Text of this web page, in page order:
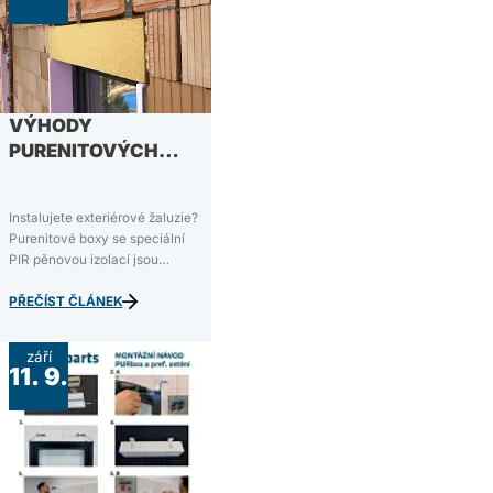
VÝHODY
PURENITOVÝCH
Instalujete exteriérové žaluzie?
Purenitové boxy se speciální
PIR pěnovou izolací jsou
řešením, kterým se šetří čas,
článku rozebereme hlavní
výhody purenitových boxů a z
čeho se purenitový box
PŘEČÍST ČLÁNEK
září
11. 9.